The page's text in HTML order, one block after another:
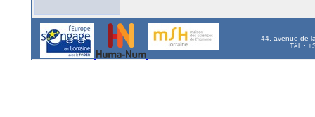
44, avenue de
Tél. :